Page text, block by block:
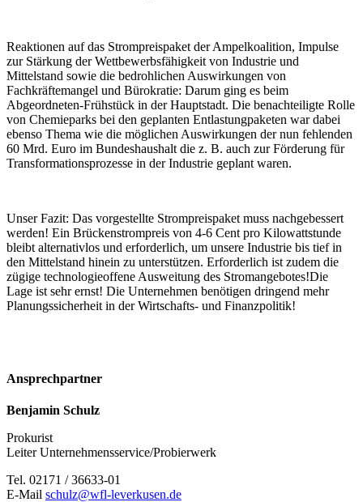
Reaktionen auf das Strompreispaket der Ampelkoalition, Impulse
zur Stärkung der Wettbewerbsfähigkeit von Industrie und
Mittelstand sowie die bedrohlichen Auswirkungen von
Fachkräftemangel und Bürokratie: Darum ging es beim
Abgeordneten-Frühstück in der Hauptstadt. Die benachteiligte Rolle
von Chemieparks bei den geplanten Entlastungpaketen war dabei
ebenso Thema wie die möglichen Auswirkungen der nun fehlenden
60 Mrd. Euro im Bundeshaushalt die z. B. auch zur Förderung für
Transformationsprozesse in der Industrie geplant waren.
Unser Fazit: Das vorgestellte Strompreispaket muss nachgebessert
werden! Ein Brückenstrompreis von 4-6 Cent pro Kilowattstunde
bleibt alternativlos und erforderlich, um unsere Industrie bis tief in
den Mittelstand hinein zu unterstützen. Erforderlich ist zudem die
zügige technologieoffene Ausweitung des Stromangebotes!Die
Lage ist sehr ernst! Die Unternehmen benötigen dringend mehr
Planungssicherheit in der Wirtschafts- und Finanzpolitik!
Ansprechpartner
Benjamin Schulz
Prokurist
Leiter Unternehmensservice/Probierwerk
Tel. 02171 / 36633-01
E-Mail schulz@wfl-leverkusen.de